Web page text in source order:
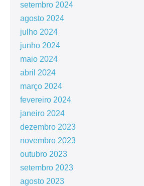
setembro 2024
agosto 2024
julho 2024
junho 2024
maio 2024
abril 2024
março 2024
fevereiro 2024
janeiro 2024
dezembro 2023
novembro 2023
outubro 2023
setembro 2023
agosto 2023